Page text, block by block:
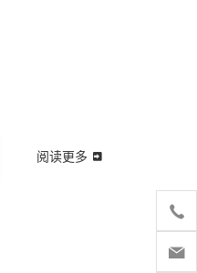
阅读更多